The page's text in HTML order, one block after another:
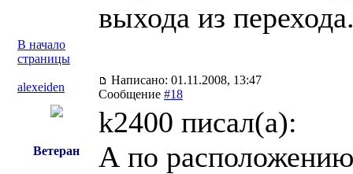
выхода из
В начало
страницы
alexeiden
Написано: 01.11.2008, 13:47
Сообщение #18
Ветеран
k2400 писал(a):
А по расположению